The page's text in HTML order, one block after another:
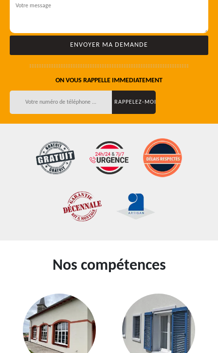
ON VOUS RAPPELLE IMMEDIATEMENT
Nos compétences